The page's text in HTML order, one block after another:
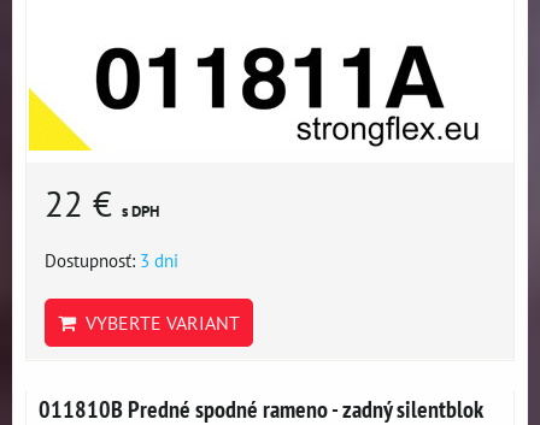
22 € s DPH
Dostupnosť: 3 dni
VYBERTE VARIANT
011810B Predné spodné rameno - zadný silentblok